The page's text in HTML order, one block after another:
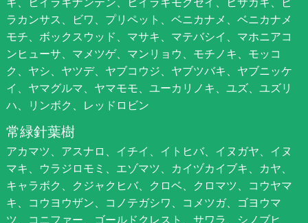
ラカンサス、ビワ、プリペット、ベニカナメ、ベニカナメ
モチ、ボックスウッド、マサキ、マテバシイ、マホニアコ
ンヒューサ、マメツゲ、マンリョウ、モチノキ、モッコ
ク、ヤシ、ヤツデ、ヤブコウジ、ヤブツバキ、ヤブニッケ
イ、ヤマグルマ、ヤマモモ、ユーカリノキ、ユズ、ユズリ
ハ、リンボク、レッドロビン
常緑針葉樹
アカマツ、アスナロ、イチイ、イトヒバ、イヌガヤ、イヌ
マキ、ウラジロモミ、エゾマツ、カイヅカイブキ、カヤ、
キャラボク、クジャクヒバ、クロベ、クロマツ、コウヤマ
キ、コウヨウザン、コノテガシワ、コメツガ、ゴヨウマ
ツ、コニファー、ゴールドクレスト、サワラ、シノブヒ